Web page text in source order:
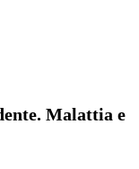
Malattia e